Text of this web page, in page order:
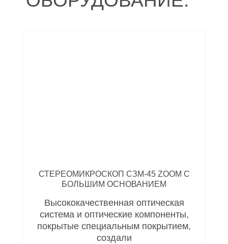
СТЕРЕОМИКРОСКОП СЗМ-45 ZOOM С
БОЛЬШИМ ОСНОВАНИЕМ
Высококачественная оптическая
система и оптические компоненты,
покрытые специальным покрытием,
создали